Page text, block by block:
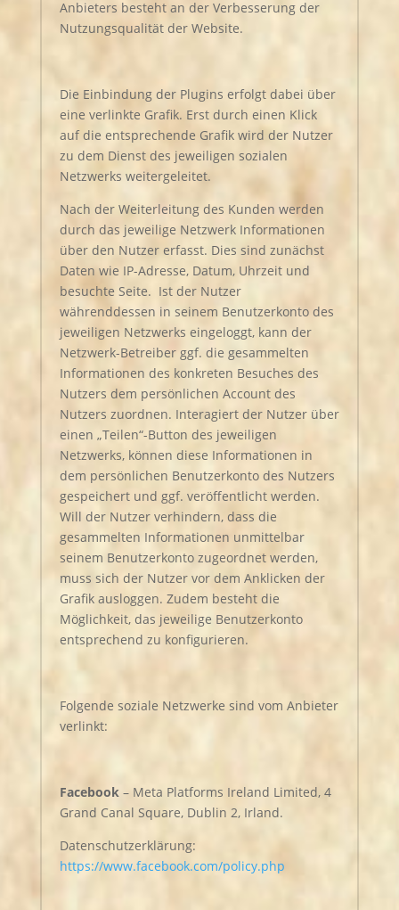
Anbieters besteht an der Verbesserung der
Nutzungsqualität der Website.
Die Einbindung der Plugins erfolgt dabei über
eine verlinkte Grafik. Erst durch einen Klick
auf die entsprechende Grafik wird der Nutzer
zu dem Dienst des jeweiligen sozialen
Netzwerks weitergeleitet.
Nach der Weiterleitung des Kunden werden
durch das jeweilige Netzwerk Informationen
über den Nutzer erfasst. Dies sind zunächst
Daten wie IP-Adresse, Datum, Uhrzeit und
besuchte Seite. Ist der Nutzer
währenddessen in seinem Benutzerkonto des
jeweiligen Netzwerks eingeloggt, kann der
Netzwerk-Betreiber ggf. die gesammelten
Informationen des konkreten Besuches des
Nutzers dem persönlichen Account des
Nutzers zuordnen. Interagiert der Nutzer über
einen „Teilen“-Button des jeweiligen
Netzwerks, können diese Informationen in
dem persönlichen Benutzerkonto des Nutzers
gespeichert und ggf. veröffentlicht werden.
Will der Nutzer verhindern, dass die
gesammelten Informationen unmittelbar
seinem Benutzerkonto zugeordnet werden,
muss sich der Nutzer vor dem Anklicken der
Grafik ausloggen. Zudem besteht die
Möglichkeit, das jeweilige Benutzerkonto
entsprechend zu konfigurieren.
Folgende soziale Netzwerke sind vom Anbieter
verlinkt:
Facebook – Meta Platforms Ireland Limited, 4
Grand Canal Square, Dublin 2, Irland.
Datenschutzerklärung:
https://www.facebook.com/policy.php